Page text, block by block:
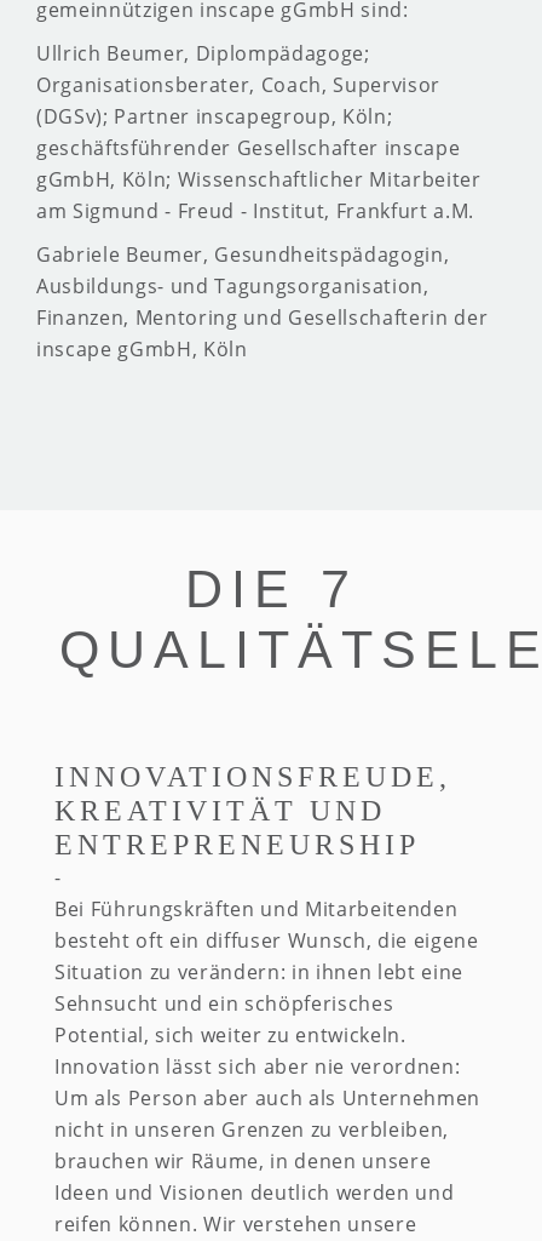
gemeinnützigen inscape gGmbH sind:
Ullrich Beumer, Diplompädagoge;
Organisationsberater, Coach, Supervisor
(DGSv); Partner inscapegroup, Köln;
geschäftsführender Gesellschafter inscape
gGmbH, Köln; Wissenschaftlicher Mitarbeiter
am Sigmund - Freud - Institut, Frankfurt a.M.
Gabriele Beumer, Gesundheitspädagogin,
Ausbildungs- und Tagungsorganisation,
Finanzen, Mentoring und Gesellschafterin der
inscape gGmbH, Köln
DIE 7
INNOVATIONSFREUDE,
KREATIVITÄT UND
ENTREPRENEURSHIP
Bei Führungskräften und Mitarbeitenden
besteht oft ein diffuser Wunsch, die eigene
Situation zu verändern: in ihnen lebt eine
Sehnsucht und ein schöpferisches
Potential, sich weiter zu entwickeln.
Innovation lässt sich aber nie verordnen:
Um als Person aber auch als Unternehmen
nicht in unseren Grenzen zu verbleiben,
brauchen wir Räume, in denen unsere
Ideen und Visionen deutlich werden und
reifen können. Wir verstehen unsere